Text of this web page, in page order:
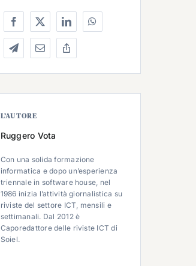
L’AUTORE
Ruggero Vota
Con una solida formazione
informatica e dopo un’esperienza
triennale in software house, nel
1986 inizia l’attività giornalistica su
riviste del settore ICT, mensili e
settimanali. Dal 2012 è
Caporedattore delle riviste ICT di
Soiel.